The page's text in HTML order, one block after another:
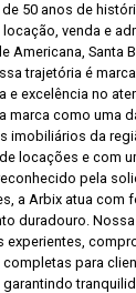
50 anos de
venda e
Americana, Santa
trajetória é
e excelência no
marca como uma
imobiliários da
locações e com
pela
a Arbix atua com
duradouro.
experientes,
para